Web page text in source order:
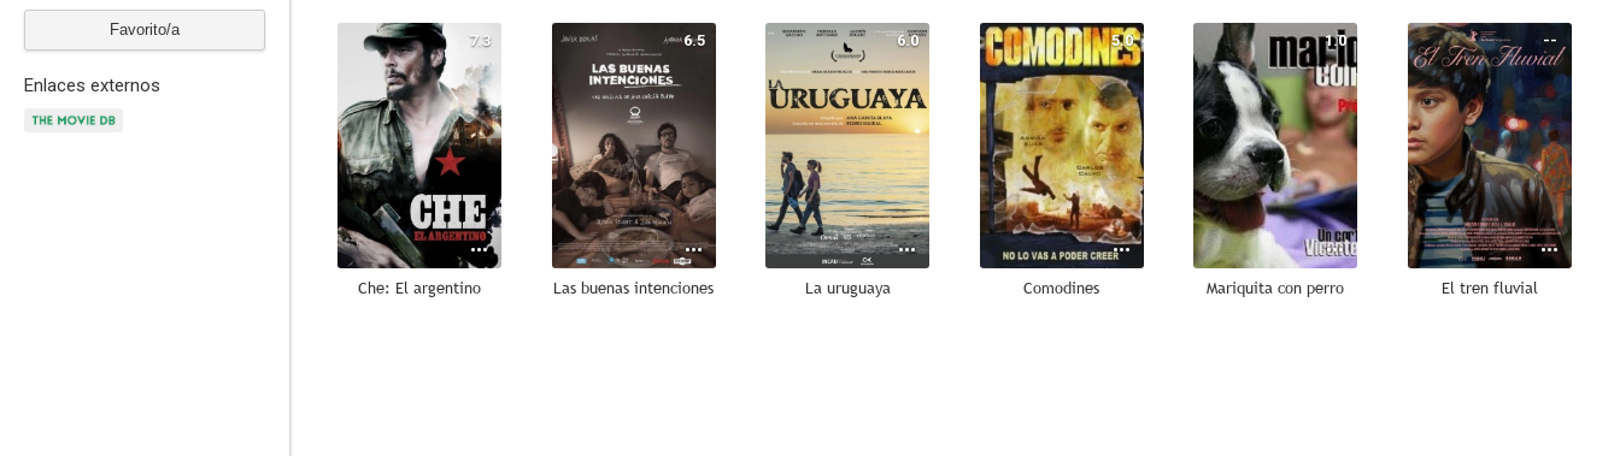
Favorito/a
Enlaces externos
7.3
Che: El argentino
6.5
Las buenas intenciones
6.0
La uruguaya
5.0
Comodines
1.0
Mariquita con perro
--
El tren fluvial